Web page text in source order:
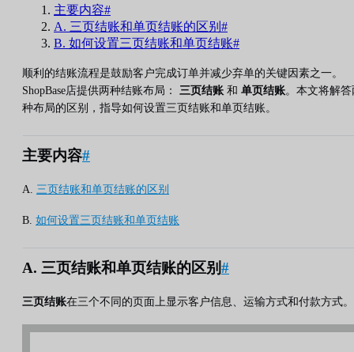
主要内容#
A. 三页结账和单页结账的区别#
B. 如何设置三页结账和单页结账#
顺利的结账流程是鼓励客户完成订单并减少弃单的关键因素之一。
ShopBase店提供两种结账布局： 三页结账 和 单页结账。本文将解答
种布局的区别，指导如何设置三页结账和单页结账。
主要内容#
A. 三页结账和单页结账的区别
B. 如何设置三页结账和单页结账
A. 三页结账和单页结账的区别#
三页结账在三个不同的页面上显示客户信息、运输方式和付款方式。